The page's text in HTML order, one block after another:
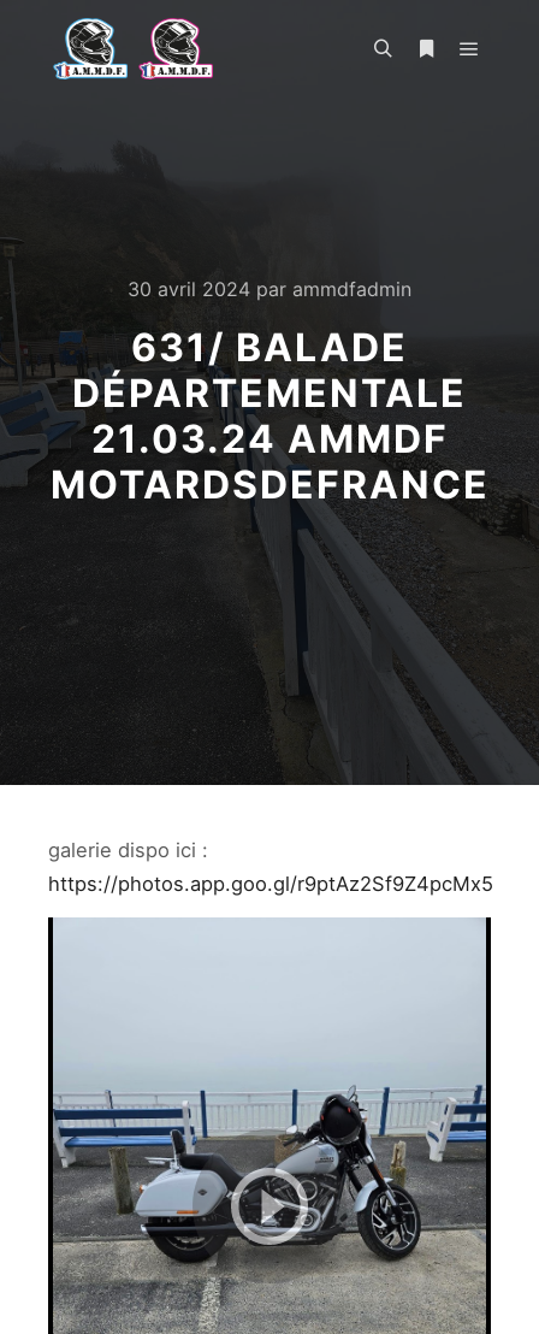
30 avril 2024 par ammdfadmin
631/ BALADE
DÉPARTEMENTALE
21.03.24 AMMDF
MOTARDSDEFRANCE
galerie dispo ici :
https://photos.app.goo.gl/r9ptAz2Sf9Z4pcMx5